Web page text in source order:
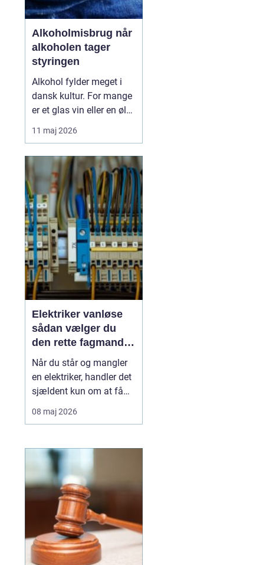
Alkoholmisbrug når
alkoholen tager
styringen
Alkohol fylder meget i
dansk kultur. For mange
er et glas vin eller en øl
forbundet med hygge,
fællesskab og
nogle glider forbruget
stille og roligt over i
alkoholmisbru...
11 maj 2026
Elektriker vanløse
sådan vælger du
den rette fagmand
til opgaven
Når du står og mangler
en elektriker, handler det
sjældent kun om at få
skiftet en stikkontakt.
Ofte er der også
lovkrav og langsigtede
løsninger på spil. I
Vanløse, hvor mange
boliger er ældre
ejendomme blandet med
nyere bygg...
08 maj 2026